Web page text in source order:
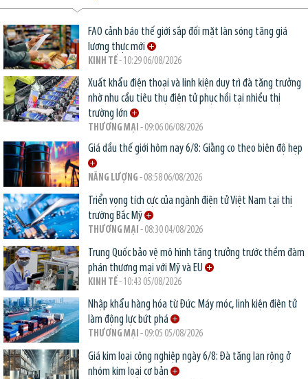
FAO cảnh báo thế giới sắp đối mặt làn sóng tăng giá
lương thực mới
KINH TẾ- 10:29 06/08/2026
Xuất khẩu điện thoại và linh kiện duy trì đà tăng trưởng
nhờ nhu cầu tiêu thụ điện tử phục hồi tại nhiều thị
trường lớn
THƯƠNG MẠI - 09:06 06/08/2026
Giá dầu thế giới hôm nay 6/8: Giằng co theo biên độ hẹp
NĂNG LƯỢNG - 08:58 06/08/2026
Triển vọng tích cực của ngành điện tử Việt Nam tại thị
trường Bắc Mỹ
THƯƠNG MẠI - 08:30 04/08/2026
Trung Quốc bảo vệ mô hình tăng trưởng trước thềm đàm
phán thương mại với Mỹ và EU
KINH TẾ- 10:43 05/08/2026
Nhập khẩu hàng hóa từ Đức: Máy móc, linh kiện điện tử
làm động lực bứt phá
THƯƠNG MẠI - 09:05 05/08/2026
Giá kim loại công nghiệp ngày 6/8: Đà tăng lan rộng ở
nhóm kim loại cơ bản